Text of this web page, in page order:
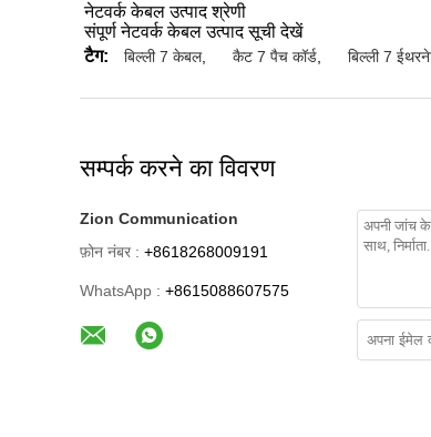
नेटवर्क केबल उत्पाद श्रेणी
संपूर्ण नेटवर्क केबल उत्पाद सूची देखें
टैग:
बिल्ली 7 केबल, कैट 7 पैच कॉर्ड बिल्ली 7
सम्पर्क करने का विवरण
Zion Communication
फ़ोन नंबर : +8618268009191
WhatsApp : +8615088607575